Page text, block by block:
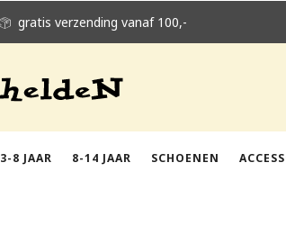
3-8 JAAR 8-14 JAAR SCHOENEN
gratis verzending vanaf 100,-